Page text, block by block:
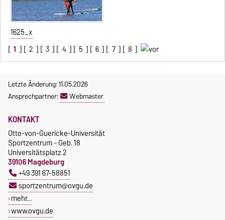
1625_x
[ 1 ] [ 2 ] [ 3 ] [ 4 ] [ 5 ] [ 6 ] [ 7 ] [ 8 ]
Letzte Änderung: 11.05.2026
Ansprechpartner:
Webmaster
KONTAKT
Otto-von-Guericke-Universität
Sportzentrum - Geb. 18
Universitätsplatz 2
39106 Magdeburg
+49 391 67-58851
sportzentrum@ovgu.de
mehr…
www.ovgu.de